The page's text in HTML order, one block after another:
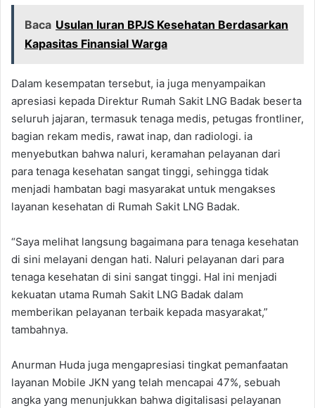
Baca Usulan Iuran BPJS Kesehatan Berdasarkan
Kapasitas Finansial Warga
Dalam kesempatan tersebut, ia juga menyampaikan
apresiasi kepada Direktur Rumah Sakit LNG Badak beserta
seluruh jajaran, termasuk tenaga medis, petugas frontliner,
bagian rekam medis, rawat inap, dan radiologi. ia
menyebutkan bahwa naluri, keramahan pelayanan dari
para tenaga kesehatan sangat tinggi, sehingga tidak
menjadi hambatan bagi masyarakat untuk mengakses
layanan kesehatan di Rumah Sakit LNG Badak.
“Saya melihat langsung bagaimana para tenaga kesehatan
di sini melayani dengan hati. Naluri pelayanan dari para
tenaga kesehatan di sini sangat tinggi. Hal ini menjadi
kekuatan utama Rumah Sakit LNG Badak dalam
memberikan pelayanan terbaik kepada masyarakat,”
tambahnya.
Anurman Huda juga mengapresiasi tingkat pemanfaatan
layanan Mobile JKN yang telah mencapai 47%, sebuah
angka yang menunjukkan bahwa digitalisasi pelayanan